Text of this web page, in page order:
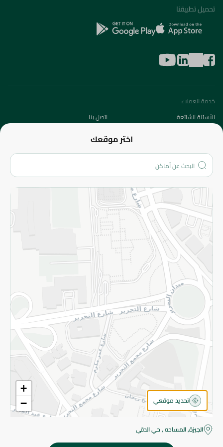
اختر موقعك
+
−
تحديد موقعي
الجيزة, المساحه , حي الدقي
تحميل تطبيقنا
خدمة العملاء
الأسئلة الشائعة
اتصل بنا
من نحن؟
الفروع
المزيد
الاسترجاع
سياسة الاستخدام
سياسة الخصوصية
قم بالتسجيل للنشرة
©2026 - Spinneys | جميع الحقوق محفوظة